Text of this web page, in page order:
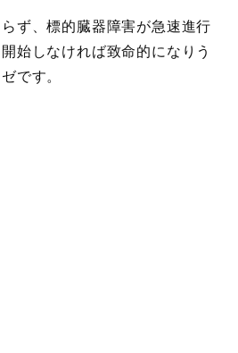
ず、標的臓器障害が急速進行
始しなければ致命的になりう
です。